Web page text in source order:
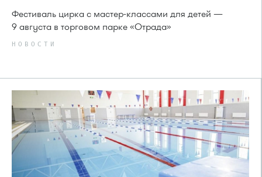
Фестиваль цирка с мастер-классами для детей —
9 августа в торговом парке «Отрада»
НОВОСТИ